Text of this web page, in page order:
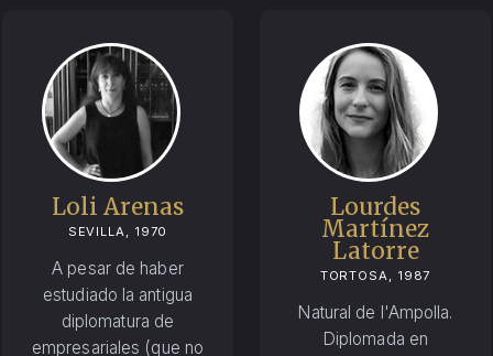
Loli Arenas
SEVILLA, 1970
A pesar de haber
estudiado la antigua
diplomatura de
empresariales (que no
Lourdes
Martínez
Latorre
TORTOSA, 1987
Natural de l'Ampolla.
Diplomada en